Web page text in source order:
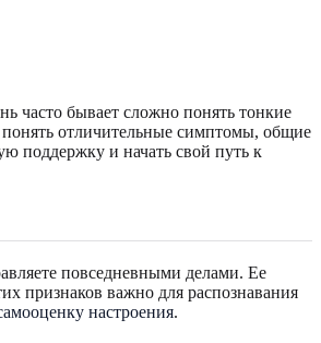
часто бывает сложно понять тонкие
отличительные симптомы, общие
поддержку и начать свой путь к
повседневными делами. Ее
признаков важно для распознавания
настроения.